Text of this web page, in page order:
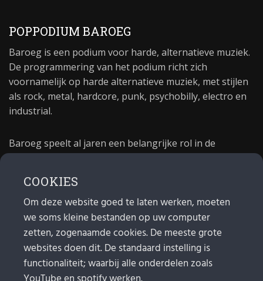
POPPODIUM BAROEG
Baroeg is een podium voor harde, alternatieve muziek.
De programmering van het podium richt zich
voornamelijk op harde alternatieve muziek, met stijlen
als rock, metal, hardcore, punk, psychobilly, electro en
industrial.
Baroeg speelt al jaren een belangrijke rol in de
culturele sector van Rotterdam. In 1981 begon Baroeg
poppodium 40 jaar.
MAIL
Algemeen: info@baroeg.nl
Bands & boeking: leon@baroeg.nl
Promotie & publiciteit: francis@baroeg.nl
COOKIES
Om deze website goed te laten werken, moeten
we soms kleine bestanden op uw computer
zetten, zogenaamde cookies. De meeste grote
websites doen dit. De standaard instelling is
functionaliteit; waarbij alle onderdelen zoals